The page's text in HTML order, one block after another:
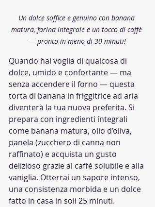
Un dolce soffice e genuino con banana
matura, farina integrale e un tocco di caffè
— pronto in meno di 30 minuti!
Quando hai voglia di qualcosa di
dolce, umido e confortante — ma
senza accendere il forno — questa
torta di banana in friggitrice ad aria
diventerà la tua nuova preferita. Si
prepara con ingredienti integrali
come banana matura, olio d’oliva,
panela (zucchero di canna non
raffinato) e acquista un gusto
delizioso grazie al caffè solubile e alla
vaniglia. Otterrai un sapore intenso,
una consistenza morbida e un dolce
fatto in casa in soli 25 minuti.